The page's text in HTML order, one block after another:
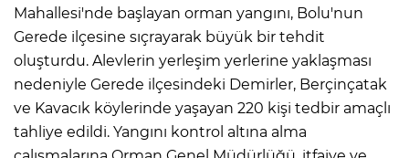
Mahallesi'nde başlayan orman yangını, Bolu'nun
Gerede ilçesine sıçrayarak büyük bir tehdit
oluşturdu. Alevlerin yerleşim yerlerine yaklaşması
nedeniyle Gerede ilçesindeki Demirler, Berçinçatak
ve Kavacık köylerinde yaşayan 220 kişi tedbir amaçlı
tahliye edildi. Yangını kontrol altına alma